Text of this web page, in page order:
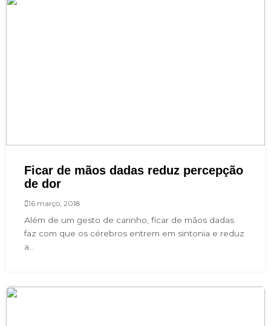
Ficar de mãos dadas reduz percepção
de dor
16 março, 2018
Além de um gesto de carinho, ficar de mãos dadas
faz com que os cérebros entrem em sintonia e reduz
a...